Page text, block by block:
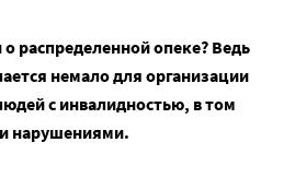
распределенной опеке? Ведь
немало для организации
с инвалидностью, в том
нарушениями.